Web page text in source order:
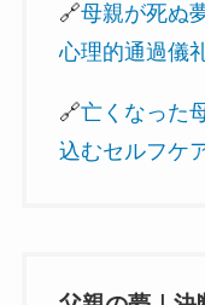
🔗母親が死ぬ
心理的通過儀
🔗亡くなった
込むセルフケ